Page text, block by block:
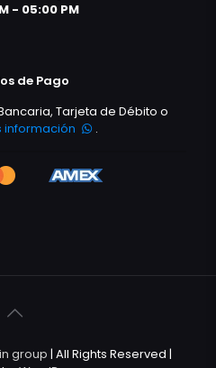
- 05:00 PM
de Pago
Tarjeta de Débito o
información .
group | All Rights Reserved |